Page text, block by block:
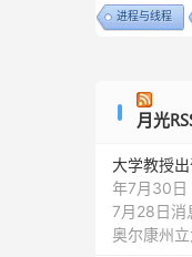
进程与线程
月光
大学教授
年7月30日
7月28日消
奥尔康州